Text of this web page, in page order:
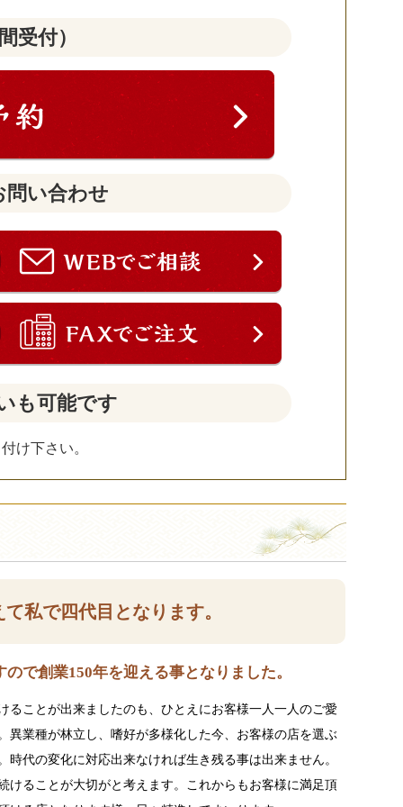
受付）
問い合わせ
も可能です
け下さい。
私で四代目となります。
で創業150年を迎える事となりました。
ることが出来ましたのも、ひとえにお客様一人一人のご愛
異業種が林立し、嗜好が多様化した今、お客様の店を選ぶ
代の変化に対応出来なければ生き残る事は出来ません。
けることが大切がと考えます。これからもお客様に満足頂